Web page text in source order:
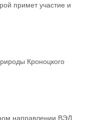
примет участие и
Кроноцкого
направлении ВЭД.